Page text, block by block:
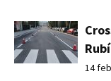
Rubí
14